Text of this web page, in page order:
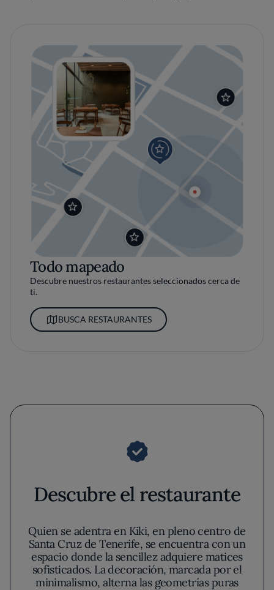
Todo mapeado
Descubre nuestros restaurantes seleccionados cerca de
ti.
BUSCA RESTAURANTES
Descubre el restaurante
Quien se adentra en Kiki, en pleno centro de
Santa Cruz de Tenerife, se encuentra con un
espacio donde la sencillez adquiere matices
sofisticados. La decoración, marcada por el
minimalismo, alterna las geometrías puras